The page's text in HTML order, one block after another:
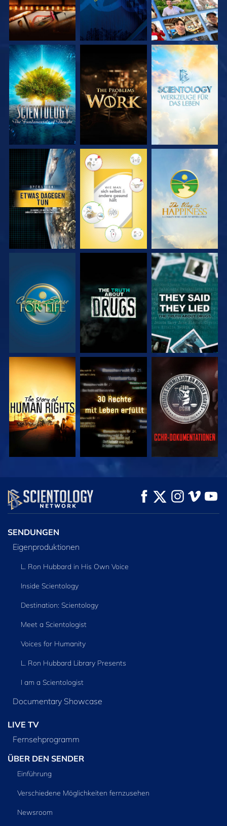
SERIE
ENTDECKEN
SERIE
ENTDECKEN
SERIE
ENTDECKEN
ANSEHEN ANSEHEN ANSEHEN
ANSEHEN ANSEHEN ANSEHEN
ANSEHEN ANSEHEN ANSEHEN
ANSEHEN
SERIE
ENTDECKEN
SENDUNGEN
Eigenproduktionen
L. Ron Hubbard in His Own Voice
Inside Scientology
Destination: Scientology
Meet a Scientologist
Voices for Humanity
L. Ron Hubbard Library Presents
I am a Scientologist
Documentary Showcase
LIVE TV
Fernsehprogramm
ÜBER DEN SENDER
Einführung
Verschiedene Möglichkeiten fernzusehen
Newsroom